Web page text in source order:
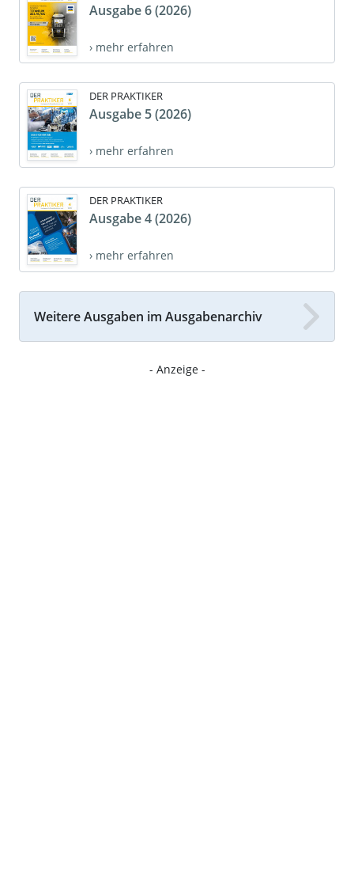
Ausgabe 6 (2026)
› mehr erfahren
DER PRAKTIKER
Ausgabe 5 (2026)
› mehr erfahren
DER PRAKTIKER
Ausgabe 4 (2026)
› mehr erfahren
Weitere Ausgaben im Ausgabenarchiv
- Anzeige -